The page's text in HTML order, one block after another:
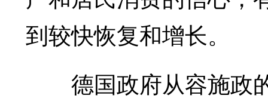
到较快恢复和增长。
德国政府从容施政